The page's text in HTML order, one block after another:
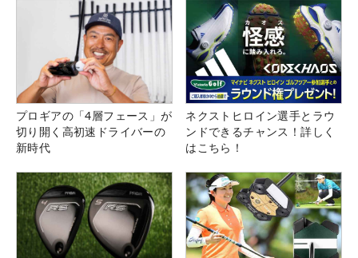
プロギアの「4層フェース」が
切り開く高初速ドライバーの
新時代
ネクストヒロイン選手とラウ
ンドできるチャンス！詳しく
はこちら！